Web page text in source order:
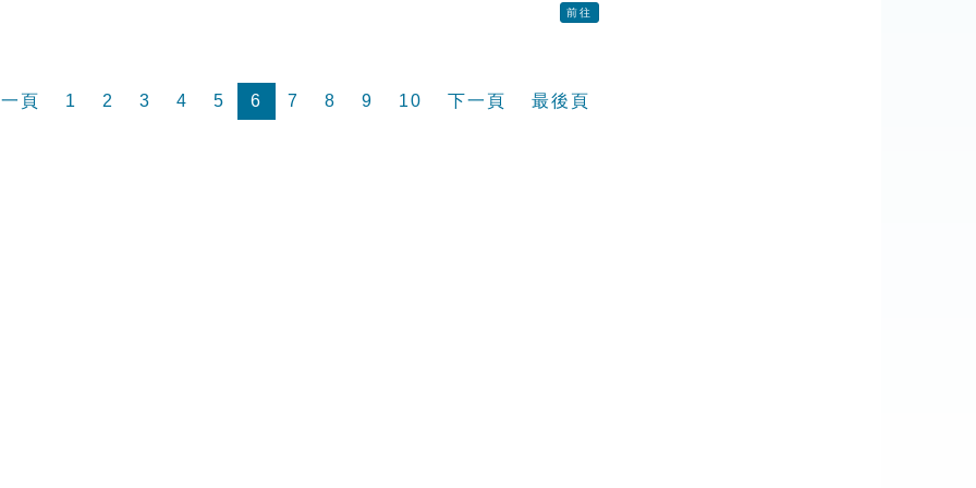
前往
頁 1 2 3 4 5 6 7 8 9 10 下一頁 最後頁